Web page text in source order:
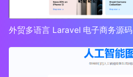
外贸多语言 Laravel 电子商务源码